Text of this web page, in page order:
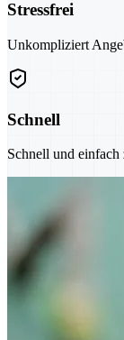
Stressfrei
Unkompliziert
Schnell
Schnell und einfach